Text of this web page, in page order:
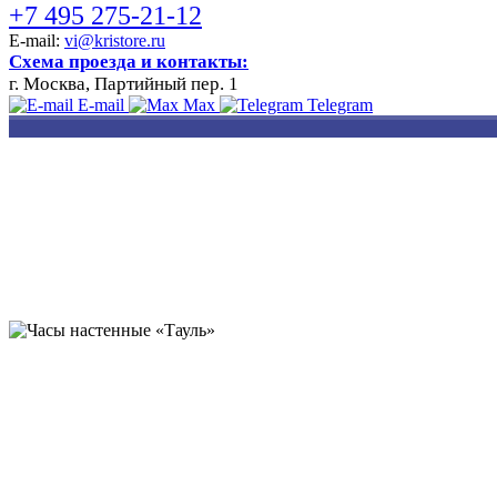
+7 495 275-21-12
E-mail: vi@kristore.ru
Схема проезда и контакты:
г. Москва, Партийный пер. 1
E-mail Max Telegram